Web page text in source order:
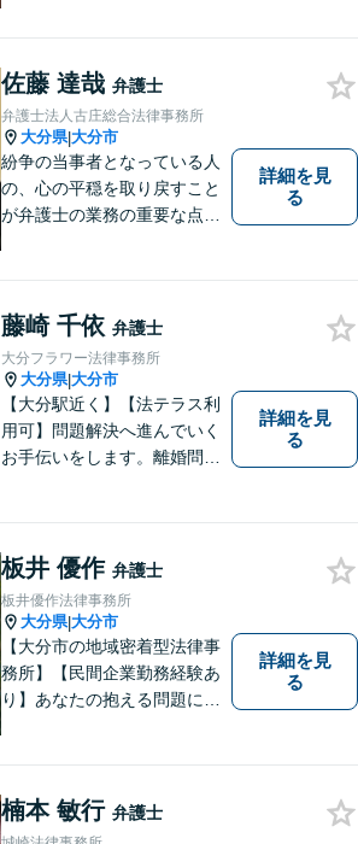
いアットホームな雰囲気の事
務所です。
佐藤 達哉 弁護士
弁護士法人古庄総合法律事務所
大分県|大分市
紛争の当事者となっている人
の、心の平穏を取り戻すこと
が弁護士の業務の重要な点と
詳細を見
る
藤崎 千依 弁護士
大分フラワー法律事務所
大分県|大分市
【大分駅近く】【法テラス利
用可】問題解決へ進んでいく
お手伝いをします。離婚問題
相談可】分かりやすい言葉
で、明確に判断をお示しし、
問題解決をサポートいたしま
す。
詳細を見
る
板井 優作 弁護士
板井優作法律事務所
大分県|大分市
【大分市の地域密着型法律事
務所】【民間企業勤務経験あ
り】あなたの抱える問題に、
もに対応可！お気軽にご相談
ください。【英語対応◎】
詳細を見
る
楠本 敏行 弁護士